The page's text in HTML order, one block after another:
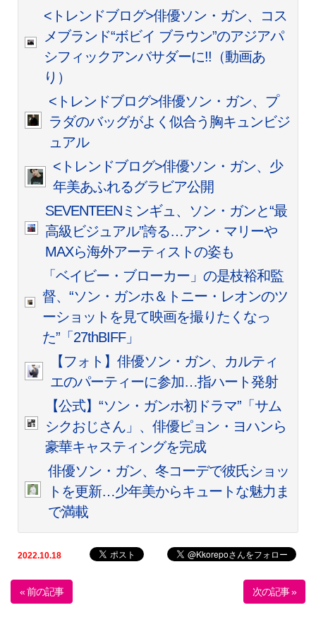
<トレンドブログ>俳優ソン・ガン、コス
メブランド“ボビイ ブラウン”のアジアパ
シフィックアンバサダーに!!（動画あ
り）
<トレンドブログ>俳優ソン・ガン、プ
ラダのバッグがよく似合う胸キュンビジ
ュアル
<トレンドブログ>俳優ソン・ガン、少
年美あふれるグラビア公開
SEVENTEENミンギュ、ソン・ガンと“最
高級ビジュアル”誇る…アン・マリーや
MAXら海外アーティストの姿も
「ベイビー・ブローカー」の是枝裕和監
督、“ソン・ガンホ＆トニー・レオンのツ
ーショットを見て映画を撮りたくなっ
た”「27thBIFF」
【フォト】俳優ソン・ガン、カルティ
エのパーティーに参加…指ハート発射
【公式】“ソン・ガンホ初ドラマ”「サム
シクおじさん」、俳優ピョン・ヨハンら
豪華キャスティングを完成
俳優ソン・ガン、冬コーデで彼氏ショッ
トを更新…少年美からキュートな魅力ま
で満載
2022.10.18
« 前の記事 次の記事 »